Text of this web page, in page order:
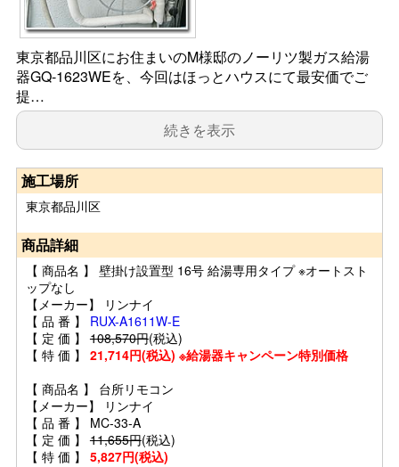
東京都品川区にお住まいのM様邸のノーリツ製ガス給湯
器GQ-1623WEを、今回はほっとハウスにて最安価でご
提…
続きを表示
施工場所
東京都品川区
商品詳細
【 商品名 】 壁掛け設置型 16号 給湯専用タイプ ※オートスト
ップなし
【メーカー】 リンナイ
【 品 番 】 RUX-A1611W-E
【 定 価 】 108,570円(税込)
【 特 価 】 21,714円(税込) ※給湯器キャンペーン特別価格
【 商品名 】 台所リモコン
【メーカー】 リンナイ
【 品 番 】 MC-33-A
【 定 価 】 11,655円(税込)
【 特 価 】 5,827円(税込)